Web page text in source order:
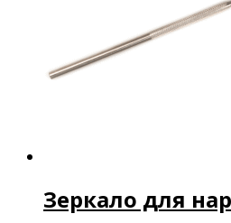
Зеркало для